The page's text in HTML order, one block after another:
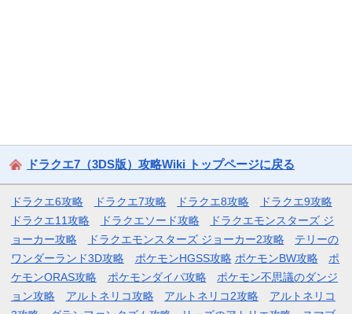
ドラクエ7（3DS版）攻略Wiki トップページに戻る
ドラクエ6攻略 ドラクエ7攻略 ドラクエ8攻略
ドラクエ9攻略
ドラクエ11攻略
ドラクエソード攻略
ドラクエモンスターズ ジ
ョーカー攻略
ドラクエモンスターズ ジョーカー2攻略
テリーの
ワンダーランド3D攻略
ポケモンHGSS攻略 ポケモンBW攻略
ポ
ケモンORAS攻略
ポケモンダイパ攻略
ポケモン不思議のダンジ
ョン攻略
アルトネリコ攻略 アルトネリコ2攻略
アルトネリコ